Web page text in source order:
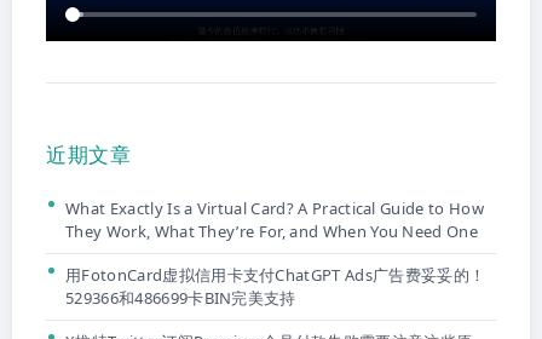
近期文章
What Exactly Is a Virtual Card? A Practical Guide to How
They Work, What They’re For, and When You Need One
用FotonCard虚拟信用卡支付ChatGPT Ads广告费妥妥的！
529366和486699卡BIN完美支持